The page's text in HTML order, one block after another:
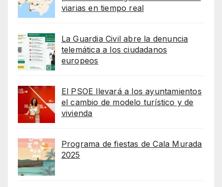
viarias en tiempo real
La Guardia Civil abre la denuncia
telemática a los ciudadanos
europeos
El PSOE llevará a los ayuntamientos
el cambio de modelo turístico y de
vivienda
Programa de fiestas de Cala Murada
2025